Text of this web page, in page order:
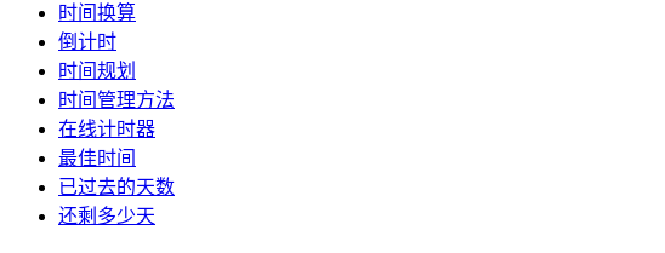
时间换算
倒计时
时间规划
时间管理方法
在线计时器
最佳时间
已过去的天数
还剩多少天